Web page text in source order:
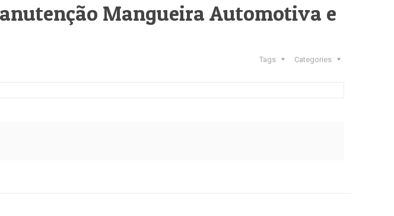
Mangueira Automotiva e
Categories
Tags